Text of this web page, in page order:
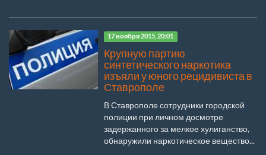
17 ноября 2015, 20:01
Крупную партию
синтетического наркотика
изъяли у юного рецидивиста в
Ставрополе
В Ставрополе сотрудники городской
полиции при личном досмотре
задержанного за мелкое хулиганство,
обнаружили наркотическое вещество...